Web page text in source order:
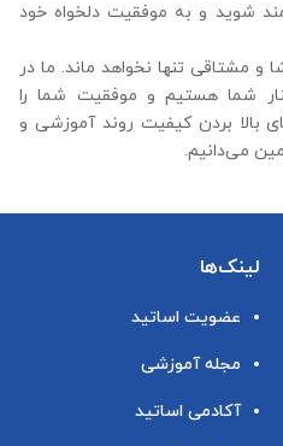
شوید و به موفقیت دلخواه خود
و مشتاقی تنها نخواهد ماند. ما در
شما هستیم و موفقیت شما را
بالا بردن کیفیت روند آموزشی و
می‌دانیم.
لینک‌ها
عضویت اساتید
مجله آموزشی
آکادمی اساتید